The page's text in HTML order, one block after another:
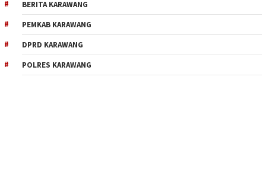
BERITA KARAWANG
PEMKAB KARAWANG
DPRD KARAWANG
POLRES KARAWANG